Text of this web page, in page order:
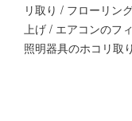
リ取り / フローリン
上げ / エアコンのフ
照明器具のホコリ